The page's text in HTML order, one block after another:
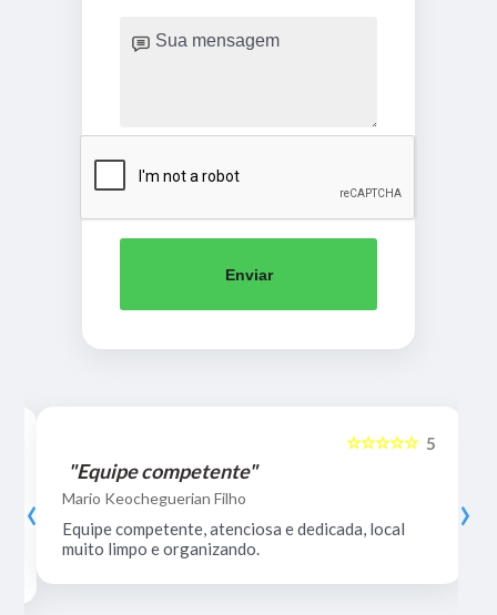
Enviar
5
☆☆☆☆☆
"Equipe competente"
Mario Keocheguerian Filho
Equipe competente, atenciosa e dedicada, local
muito limpo e organizando.
‹ ›